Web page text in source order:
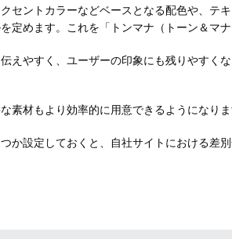
セントカラーなどベースとなる配色や、テ
定めます。これを「トンマナ（トーン＆マナ
えやすく、ユーザーの印象にも残りやすく
素材もより効率的に用意できるようになりま
か設定しておくと、自社サイトにおける差